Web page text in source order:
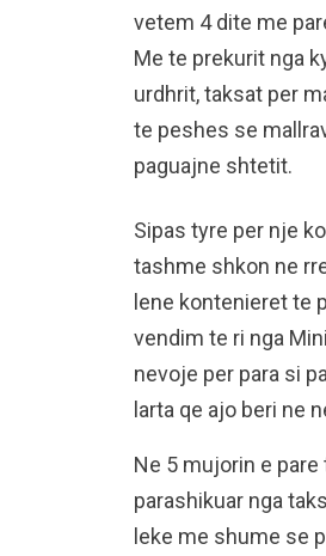
vetem 4 dite me
Me te prekurit nga
urdhrit, taksat per
te peshes se
paguajne shtetit.
Sipas tyre per nje
tashme shkon ne
lene kontenieret te
vendim te ri nga
nevoje per para si
larta qe ajo beri ne
Ne 5 mujorin e
parashikuar nga
leke me shume se